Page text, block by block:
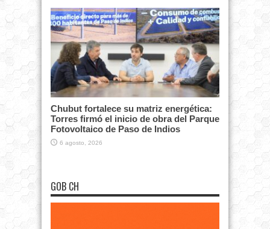
Chubut fortalece su matriz energética:
Torres firmó el inicio de obra del Parque
Fotovoltaico de Paso de Indios
6 agosto, 2026
GOB CH